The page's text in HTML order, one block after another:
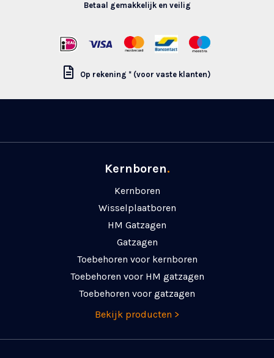
Betaal gemakkelijk en veilig
Op rekening * (voor vaste klanten)
Kernboren.
Kernboren
Wisselplaatboren
HM Gatzagen
Gatzagen
Toebehoren voor kernboren
Toebehoren voor HM gatzagen
Toebehoren voor gatzagen
Bekijk producten >